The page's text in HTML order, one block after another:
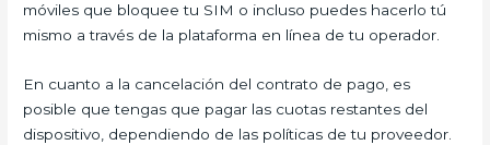
móviles que bloquee tu SIM o incluso puedes hacerlo tú
mismo a través de la plataforma en línea de tu operador.
En cuanto a la cancelación del contrato de pago, es
posible que tengas que pagar las cuotas restantes del
dispositivo, dependiendo de las políticas de tu proveedor.